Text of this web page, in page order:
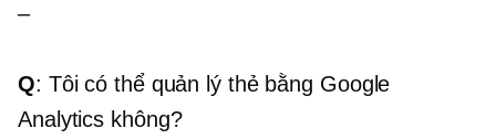
–
Q: Tôi có thể quản lý thẻ bằng Google
Analytics không?